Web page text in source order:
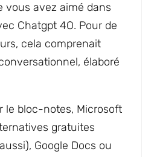
vous avez aimé dans
Chatgpt 4O. Pour de
cela comprenait
élaboré
le bloc-notes, Microsoft
gratuites
Google Docs ou